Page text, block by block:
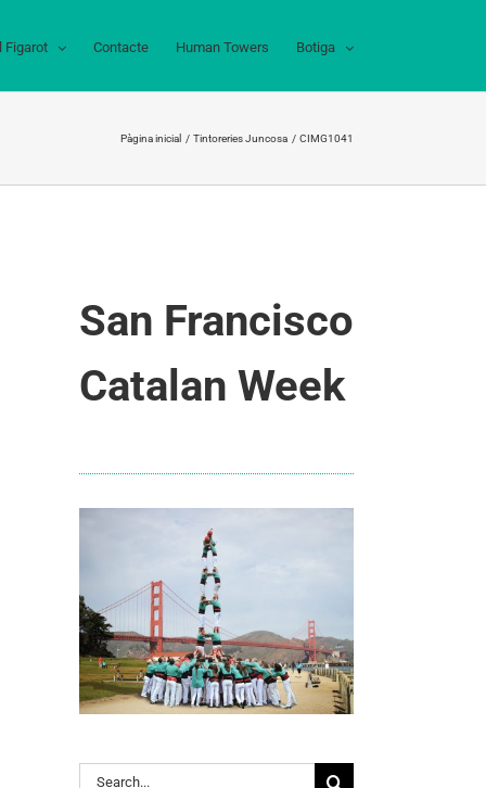
Figarot Contacte Human Towers Botiga
Pàgina inicial Tintoreries Juncosa CIMG1041
San Francisco
Catalan Week
Search